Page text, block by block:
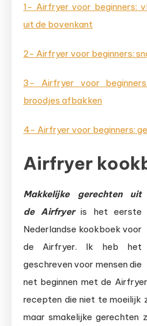
1- Airfryer voor beginners:
uit de bovenkant
2- Airfryer voor beginners:
3- Airfryer voor
broodjes afbakken
4- Airfryer voor beginners:
Airfryer
Makkelijkegerechten uit
de Airfryeris het eerste
Nederlandse kookboek voor
de Airfryer. Ik heb het
geschreven voor mensen die
net beginnen met de
recepten die niet te moeilijk
maar smakelijke gerechten